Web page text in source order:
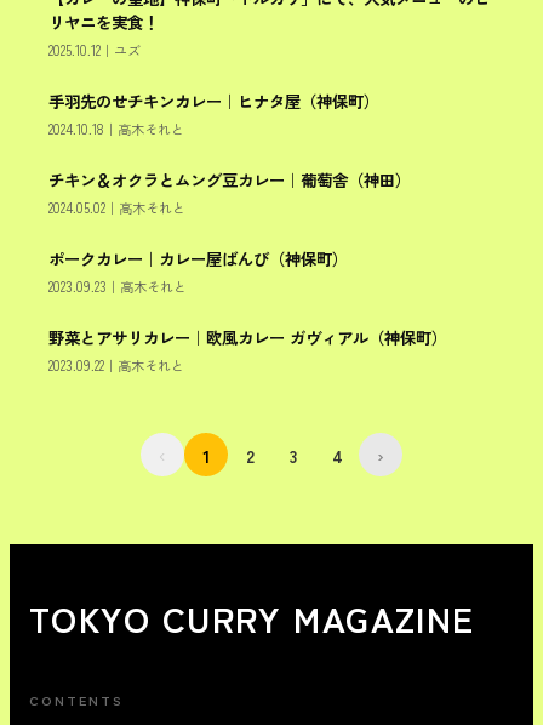
リヤニを実食！
2025.10.12 ｜ ユズ
千代田区
手羽先のせチキンカレー｜ヒナタ屋（神保町）
2024.10.18 ｜ 高木それと
千代田区
チキン＆オクラとムング豆カレー｜葡萄舎（神田）
2024.05.02 ｜ 高木それと
千代田区
ポークカレー｜カレー屋ばんび（神保町）
2023.09.23 ｜ 高木それと
千代田区
野菜とアサリカレー｜欧風カレー ガヴィアル（神保町）
2023.09.22 ｜ 高木それと
‹ 1 2 3 4 ›
TOKYO CURRY MAGAZINE
CONTENTS